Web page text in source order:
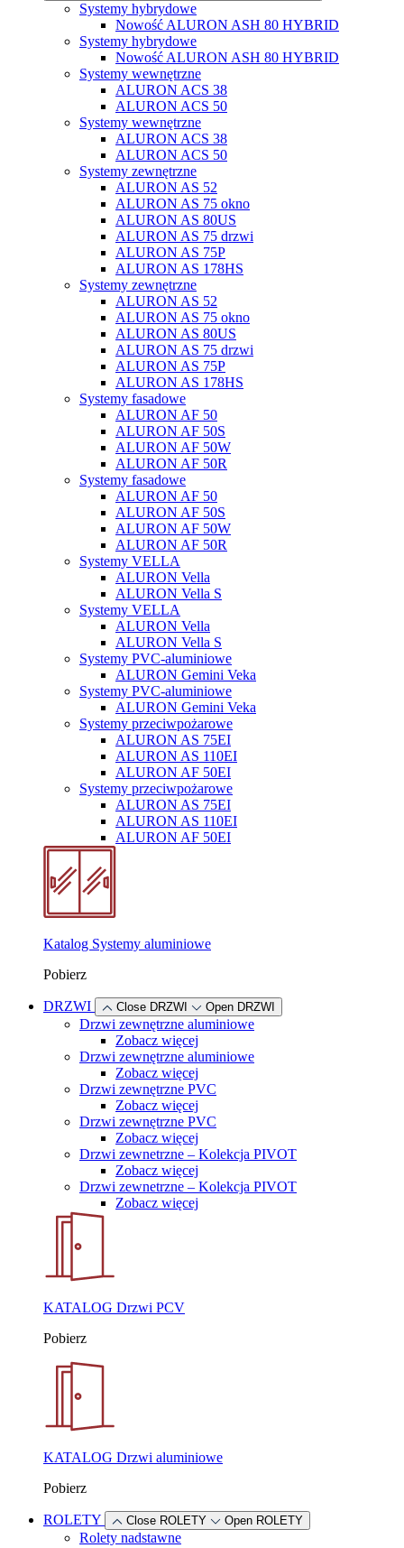
Systemy hybrydowe
Nowość ALURON ASH 80 HYBRID
Systemy hybrydowe
Nowość ALURON ASH 80 HYBRID
Systemy wewnętrzne
ALURON ACS 38
ALURON ACS 50
Systemy wewnętrzne
ALURON ACS 38
ALURON ACS 50
Systemy zewnętrzne
ALURON AS 52
ALURON AS 75 okno
ALURON AS 80US
ALURON AS 75 drzwi
ALURON AS 75P
ALURON AS 178HS
Systemy zewnętrzne
ALURON AS 52
ALURON AS 75 okno
ALURON AS 80US
ALURON AS 75 drzwi
ALURON AS 75P
ALURON AS 178HS
Systemy fasadowe
ALURON AF 50
ALURON AF 50S
ALURON AF 50W
ALURON AF 50R
Systemy fasadowe
ALURON AF 50
ALURON AF 50S
ALURON AF 50W
ALURON AF 50R
Systemy VELLA
ALURON Vella
ALURON Vella S
Systemy VELLA
ALURON Vella
ALURON Vella S
Systemy PVC-aluminiowe
ALURON Gemini Veka
Systemy PVC-aluminiowe
ALURON Gemini Veka
Systemy przeciwpożarowe
ALURON AS 75EI
ALURON AS 110EI
ALURON AF 50EI
Systemy przeciwpożarowe
ALURON AS 75EI
ALURON AS 110EI
ALURON AF 50EI
Katalog Systemy aluminiowe
Pobierz
DRZWI Close DRZWI Open DRZWI
Drzwi zewnętrzne aluminiowe
Zobacz więcej
Drzwi zewnętrzne aluminiowe
Zobacz więcej
Drzwi zewnętrzne PVC
Zobacz więcej
Drzwi zewnętrzne PVC
Zobacz więcej
Drzwi zewnetrzne – Kolekcja PIVOT
Zobacz więcej
Drzwi zewnetrzne – Kolekcja PIVOT
Zobacz więcej
KATALOG Drzwi PCV
Pobierz
KATALOG Drzwi aluminiowe
Pobierz
ROLETY Close ROLETY Open ROLETY
Rolety nadstawne